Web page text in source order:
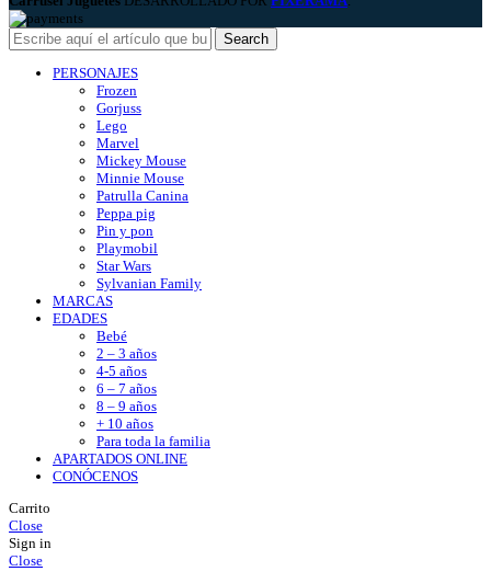
Search
PERSONAJES
Frozen
Gorjuss
Lego
Marvel
Mickey Mouse
Minnie Mouse
Patrulla Canina
Peppa pig
Pin y pon
Playmobil
Star Wars
Sylvanian Family
MARCAS
EDADES
Bebé
2 – 3 años
4-5 años
6 – 7 años
8 – 9 años
+ 10 años
Para toda la familia
APARTADOS ONLINE
CONÓCENOS
Carrito
Close
Sign in
Close